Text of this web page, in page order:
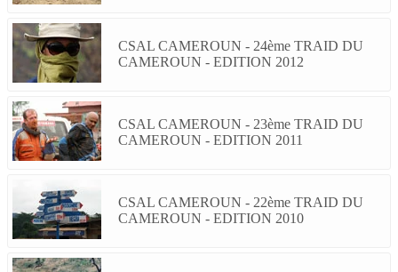
CSAL CAMEROUN - 24ème TRAID DU
CAMEROUN - EDITION 2012
CSAL CAMEROUN - 23ème TRAID DU
CAMEROUN - EDITION 2011
CSAL CAMEROUN - 22ème TRAID DU
CAMEROUN - EDITION 2010